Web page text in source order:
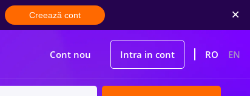
Creează cont
Cont nou Intra in cont RO EN